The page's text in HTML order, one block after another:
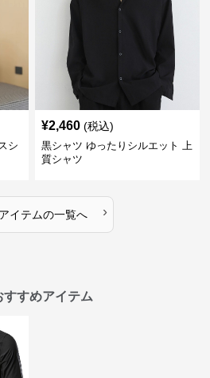
シ
¥2,460 (税込)
黒シャツ ゆったりシルエット 上
質シャツ
イテムの一覧へ ›
すめアイテム